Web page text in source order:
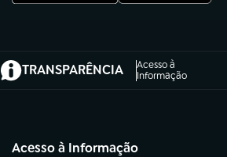
TRANSPARÊNCIA
Acesso à
Informação
(abre em nova aba)
Acesso à Informação